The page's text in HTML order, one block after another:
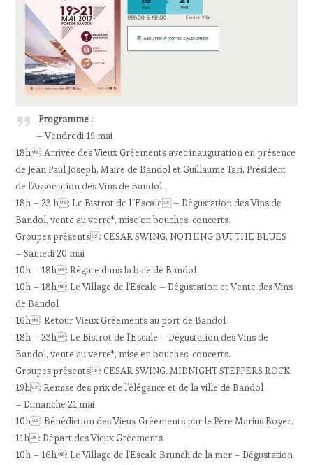
Programme :
– Vendredi 19 mai
18h: Arrivée des Vieux Gréements avec inauguration en présence
de Jean Paul Joseph, Maire de Bandol et Guillaume Tari, Président
de l’Association des Vins de Bandol.
18h – 23 h: Le Bistrot de L’Escale – Dégustation des Vins de
Bandol, vente au verre*, mise en bouches, concerts.
Groupes présents: CESAR SWING, NOTHING BUT THE BLUES
– Samedi 20 mai
10h – 18h: Régate dans la baie de Bandol
10h – 18h: Le Village de l’Escale – Dégustation et Vente des Vins
de Bandol
16h: Retour Vieux Gréements au port de Bandol
18h – 23h: Le Bistrot de l’Escale – Dégustation des Vins de
Bandol, vente au verre*, mise en bouches, concerts.
Groupes présents: CESAR SWING, MIDNIGHT STEPPERS ROCK
19h: Remise des prix de l’élégance et de la ville de Bandol
– Dimanche 21 mai
10h: Bénédiction des Vieux Gréements par le Père Marius Boyer.
11h: Départ des Vieux Gréements
10h – 16h: Le Village de l’Escale Brunch de la mer – Dégustation